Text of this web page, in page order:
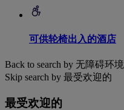
可供轮椅出入的酒店
Back to search by 无障碍环境
Skip search by 最受欢迎的
最受欢迎的